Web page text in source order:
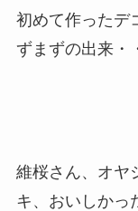
初めて作ったデ
ずまずの出来・
維桜さん、オヤ
キ、おいしかっ